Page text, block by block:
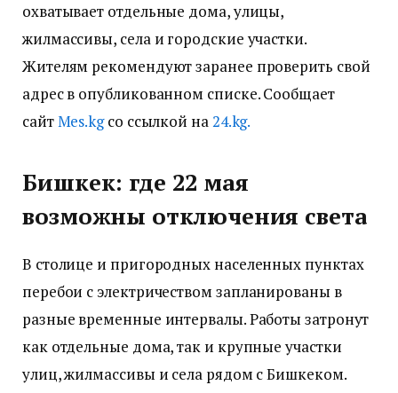
охватывает отдельные дома, улицы,
жилмассивы, села и городские участки.
Жителям рекомендуют заранее проверить свой
адрес в опубликованном списке. Сообщает
сайтМes.kgсо ссылкой на24.kg.
Бишкек: где 22 мая
возможны отключения света
В столице и пригородных населенных пунктах
перебои с электричеством запланированы в
разные временные интервалы. Работы затронут
как отдельные дома, так и крупные участки
улиц, жилмассивы и села рядом с Бишкеком.